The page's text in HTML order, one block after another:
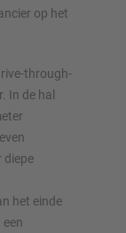
op het
through-
In de hal
diepe
het einde